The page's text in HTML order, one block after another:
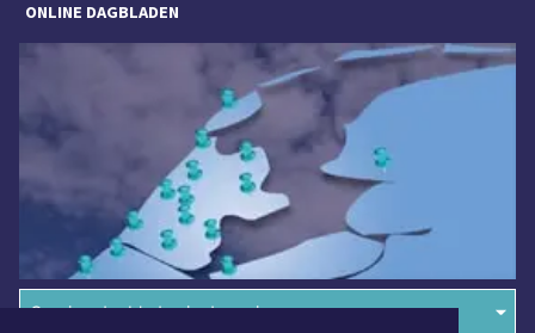
ONLINE DAGBLADEN
Overige dagbladen in de regio